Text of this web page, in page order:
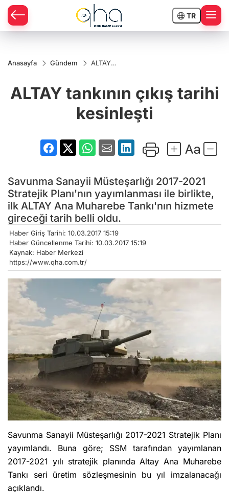
TR
Anasayfa Gündem
ALTAY
tarihi
kesinleşti
ALTAY tankının çıkış tarihi
kesinleşti
Savunma Sanayii Müsteşarlığı 2017-2021
Stratejik Planı'nın yayımlanması ile birlikte,
ilk ALTAY Ana Muharebe Tankı'nın hizmete
gireceği tarih belli oldu.
Haber Giriş Tarihi: 10.03.2017 15:19
Haber Güncellenme Tarihi: 10.03.2017 15:19
Kaynak: Haber Merkezi
https://www.qha.com.tr/
Savunma Sanayii Müsteşarlığı 2017-2021 Stratejik Planı
yayımlandı. Buna göre; SSM tarafından yayımlanan
2017-2021 yılı stratejik planında Altay Ana Muharebe
Tankı seri üretim sözleşmesinin bu yıl imzalanacağı
açıklandı.